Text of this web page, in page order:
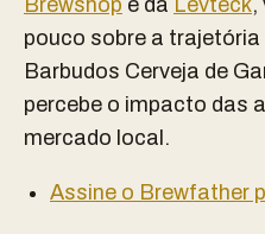
Brewshop e da Levteck,
pouco sobre a
Barbudos Cerveja de
percebe o impacto das
mercado local.
Assine o Brewfather